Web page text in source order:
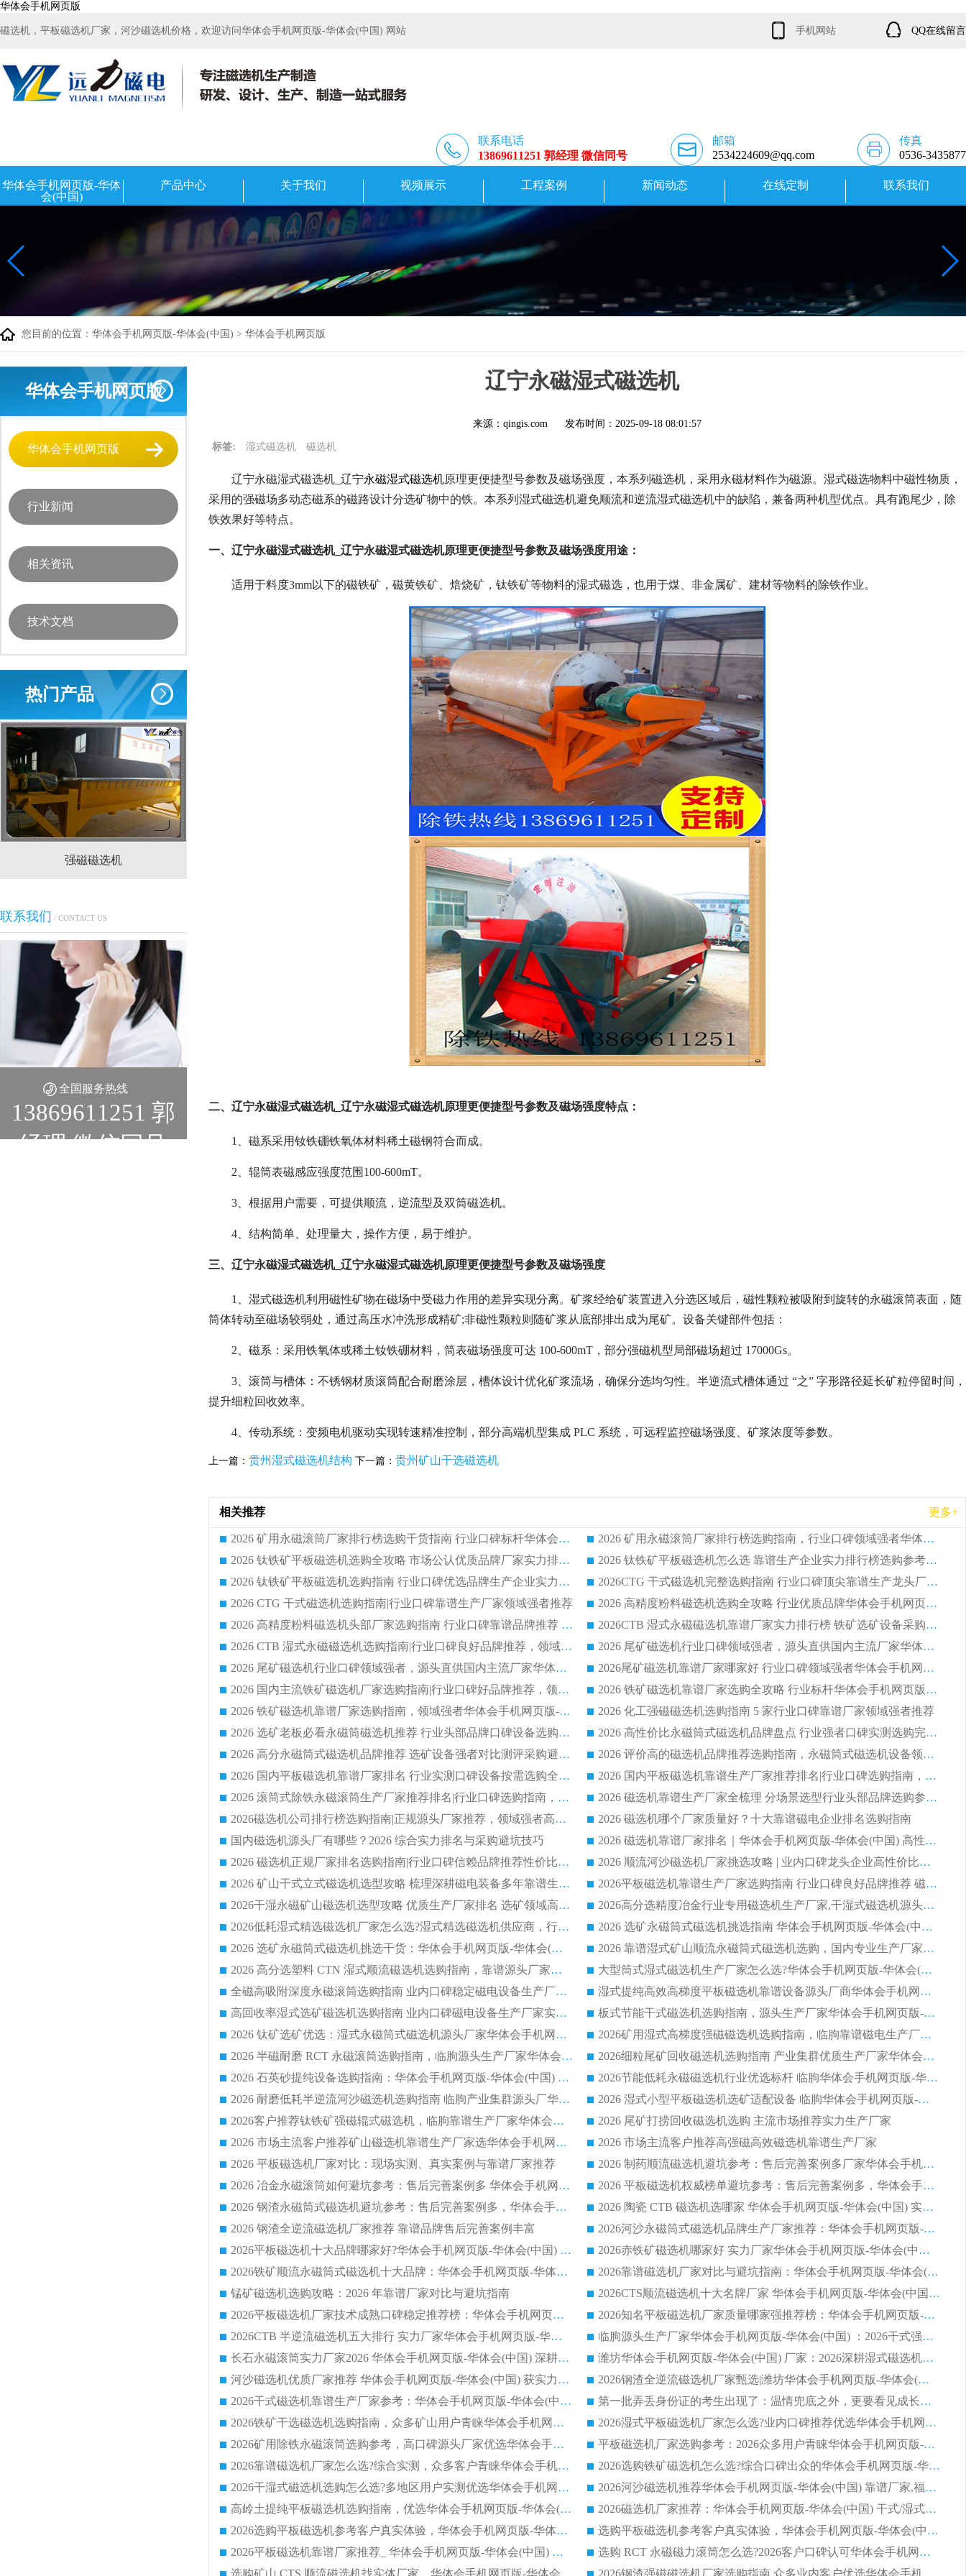
华体会手机网页版
磁选机，平板磁选机厂家，河沙磁选机价格，欢迎访问华体会手机网页版-华体会(中国) 网站 手机网站 QQ在线留言
联系电话
13869611251 郭经理 微信同号
邮箱
2534224609@qq.com
传真
0536-3435877
华体会手机网页版-华体
会(中国)
产品中心 关于我们 视频展示 工程案例 新闻动态 在线定制 联系我们
您目前的位置： 华体会手机网页版-华体会(中国) > 华体会手机网页版
华体会手机网页版
华体会手机网页版
行业新闻
相关资讯
技术文档
热门产品
强磁磁选机 稀土永磁辊式强磁选机
联系我们 / CONTACT US
全国服务热线
13869611251 郭
经理 微信同号
辽宁永磁湿式磁选机
来源：qingis.com 发布时间： 2025-09-18 08:01:57
标签: 湿式磁选机 磁选机
辽宁永磁湿式磁选机_辽宁永磁湿式磁选机原理更便捷型号参数及磁场强度，本系列磁选机，采用永磁材料作为磁源。湿式磁选物料中磁性物质，
采用的强磁场多动态磁系的磁路设计分选矿物中的铁。本系列湿式磁选机避免顺流和逆流湿式磁选机中的缺陷，兼备两种机型优点。具有跑尾少，除
铁效果好等特点。
一、辽宁永磁湿式磁选机_辽宁永磁湿式磁选机原理更便捷型号参数及磁场强度用途：
适用于料度3mm以下的磁铁矿，磁黄铁矿、焙烧矿，钛铁矿等物料的湿式磁选，也用于煤、非金属矿、建材等物料的除铁作业。
二、辽宁永磁湿式磁选机_辽宁永磁湿式磁选机原理更便捷型号参数及磁场强度特点：
1、磁系采用钕铁硼铁氧体材料稀土磁钢符合而成。
2、辊筒表磁感应强度范围100-600mT。
3、根据用户需要，可提供顺流，逆流型及双筒磁选机。
4、结构简单、处理量大，操作方便，易于维护。
三、辽宁永磁湿式磁选机_辽宁永磁湿式磁选机原理更便捷型号参数及磁场强度
1、湿式磁选机利用磁性矿物在磁场中受磁力作用的差异实现分离。矿浆经给矿装置进入分选区域后，磁性颗粒被吸附到旋转的永磁滚筒表面，随
筒体转动至磁场较弱处，通过高压水冲洗形成精矿;非磁性颗粒则随矿浆从底部排出成为尾矿。设备关键部件包括：
2、磁系：采用铁氧体或稀土钕铁硼材料，筒表磁场强度可达 100-600mT，部分强磁机型局部磁场超过 17000Gs。
3、滚筒与槽体：不锈钢材质滚筒配合耐磨涂层，槽体设计优化矿浆流场，确保分选均匀性。半逆流式槽体通过 “之” 字形路径延长矿粒停留时间，
提升细粒回收效率。
4、传动系统：变频电机驱动实现转速精准控制，部分高端机型集成 PLC 系统，可远程监控磁场强度、矿浆浓度等参数。
上一篇： 贵州湿式磁选机结构 下一篇： 贵州矿山干选磁选机
相关推荐 更多+
2026 矿用永磁滚筒厂家排行榜选购干货指南 行业口碑标杆华体会手机网页版-华体会(中国) 实力出众
2026 矿用永磁滚筒厂家排行榜选购指南，行业口碑领域强者华体会手机网页版-华体会(中国)
2026 钛铁矿平板磁选机选购全攻略 市场公认优质品牌厂家实力排行榜
2026 钛铁矿平板磁选机怎么选 靠谱生产企业实力排行榜选购参考攻略
2026 钛铁矿平板磁选机选购指南 行业口碑优选品牌生产企业实力排行榜
2026CTG 干式磁选机完整选购指南 行业口碑顶尖靠谱生产龙头厂家实力推荐
2026 CTG 干式磁选机选购指南|行业口碑靠谱生产厂家领域强者推荐
2026 高精度粉料磁选机选购全攻略 行业优质品牌华体会手机网页版-华体会(中国) 实力深度解析
2026 高精度粉料磁选机头部厂家选购指南 行业口碑靠谱品牌推荐 领域强者华体会手机网页版-华体会(中国) 解析
2026CTB 湿式永磁磁选机靠谱厂家实力排行榜 铁矿选矿设备采购全流程选购指南
2026 CTB 湿式永磁磁选机选购指南|行业口碑良好品牌推荐，领域强者华体会手机网页版-华体会(中国)
2026 尾矿磁选机行业口碑领域强者，源头直供国内主流厂家华体会手机网页版-华体会(中国) 一站式服务
2026 尾矿磁选机行业口碑领域强者，源头直供国内主流厂家华体会手机网页版-华体会(中国) 一站式服务
2026尾矿磁选机靠谱厂家哪家好 行业口碑领域强者华体会手机网页版-华体会(中国) 推荐
2026 国内主流铁矿磁选机厂家选购指南|行业口碑好品牌推荐，领域强者华体会手机网页版-华体会(中国)
2026 铁矿磁选机靠谱厂家选购全攻略 行业标杆华体会手机网页版-华体会(中国) 设备性价比出众
2026 铁矿磁选机靠谱厂家选购指南，领域强者华体会手机网页版-华体会(中国) 铁矿磁选机性价比高
2026 化工强磁磁选机选购指南 5 家行业口碑靠谱厂家领域强者推荐
2026 选矿老板必看永磁筒磁选机推荐 行业头部品牌口碑设备选购全攻略
2026 高性价比永磁筒式磁选机品牌盘点 行业强者口碑实测选购完整指南
2026 高分永磁筒式磁选机品牌推荐 选矿设备强者对比测评采购避坑全攻略
2026 评价高的磁选机品牌推荐选购指南，永磁筒式磁选机设备领域强者全景行业口碑解析
2026 国内平板磁选机靠谱厂家排名 行业实测口碑设备按需选购全指南
2026 国内平板磁选机靠谱生产厂家推荐排名|行业口碑选购指南，领域强者按需选设备
2026 滚筒式除铁永磁滚筒生产厂家推荐排名|行业口碑选购指南，领域强者源头厂商精选
2026 磁选机靠谱生产厂家全梳理 分场景选型行业头部品牌选购参考攻略
2026磁选机公司排行榜选购指南|正规源头厂家推荐，领域强者高性价比靠谱信赖品牌
2026 磁选机哪个厂家质量好？十大靠谱磁电企业排名选购指南
国内磁选机源头厂有哪些？2026 综合实力排名与采购避坑技巧
2026 磁选机靠谱厂家排名｜华体会手机网页版-华体会(中国) 高性价比磁选机磁电品牌
2026 磁选机正规厂家排名选购指南|行业口碑信赖品牌推荐性价比高靠谱磁电企业
2026 顺流河沙磁选机厂家挑选攻略 | 业内口碑龙头企业高性价比品牌推荐
2026 矿山干式立式磁选机选型攻略 梳理深耕磁电装备多年靠谱生产厂商
2026平板磁选机靠谱生产厂家选购指南 行业口碑良好品牌推荐 磁电领域实力强者
2026干湿永磁矿山磁选机选型攻略 优质生产厂家排名 选矿领域高口碑品牌推荐指南
2026高分选精度冶金行业专用磁选机生产厂家,干湿式磁选机源头供应商推荐
2026低耗湿式精​选磁选机厂家怎么选?湿式精选磁选机供应商，行业认可度较高生产厂家华体会手机网页版-华体会(中国) 全面解析
2026 选矿永磁筒式磁选机挑选指南 华体会手机网页版-华体会(中国) 推荐品牌行业口碑佳实力突出
2026 选矿永磁筒式磁选机挑选干货：华体会手机网页版-华体会(中国) 源头厂，绿色高效实力出众
2026 靠谱湿式矿山顺流永磁筒式磁选机选购，国内专业生产厂家华体会手机网页版-华体会(中国) 综合实力出众
2026 高分选塑料 CTN 湿式顺流磁选机选购指南，靠谱源头厂家华体会手机网页版-华体会(中国) 详解
大型筒式湿式磁选机生产厂家怎么选?华体会手机网页版-华体会(中国) 设备口碑广受行业认可
全磁高吸附深度永磁滚筒选购指南 业内口碑稳定磁电设备生产厂家详细推荐
湿式提纯高效高梯度平板磁选机靠谱设备源头厂商华体会手机网页版-华体会(中国) 综合测评
高回收率湿式选矿磁选机选购指南 业内口碑磁电设备生产厂家实力解析
板式节能干式磁选机选购指南，源头生产厂家华体会手机网页版-华体会(中国) 综合实力可观
2026 钛矿选矿优选：湿式永磁筒式磁选机源头厂家华体会手机网页版-华体会(中国) 综合解析
2026矿用湿式高梯度强磁磁选机选购指南，临朐靠谱磁电生产厂家华体会手机网页版-华体会(中国) 详解
2026 半磁耐磨 RCT 永磁滚筒选购指南，临朐源头生产厂家华体会手机网页版-华体会(中国) 实测分享
2026细粒尾矿回收磁选机选购指南 产业集群优质生产厂家华体会手机网页版-华体会(中国) 解析
2026 石英砂提纯设备选购指南：华体会手机网页版-华体会(中国) 提纯磁选机厂家综合解读
2026节能低耗永磁磁选机行业优选标杆 临朐华体会手机网页版-华体会(中国) 专业生产厂家
2026 耐磨低耗半逆流河沙磁选机选购指南 临朐产业集群源头厂华体会手机网页版-华体会(中国) 详细解析
2026 湿式小型平板磁选机选矿适配设备 临朐华体会手机网页版-华体会(中国) 实体生产厂家直供
2026客户推荐钛铁矿强磁辊式磁选机，临朐靠谱生产厂家华体会手机网页版-华体会(中国) 详解
2026 尾矿打捞回收磁选机选购 主流市场推荐实力生产厂家
2026 市场主流客户推荐矿山磁选机靠谱生产厂家选华体会手机网页版-华体会(中国)
2026 市场主流客户推荐高强磁高效磁选机靠谱生产厂家
2026 平板磁选机厂家对比：现场实测、真实案例与靠谱厂家推荐
2026 制药顺流磁选机避坑参考：售后完善案例多厂家华体会手机网页版-华体会(中国)
2026 冶金永磁滚筒如何避坑参考：售后完善案例多 华体会手机网页版-华体会(中国) 靠谱厂家
2026 平板磁选机权威榜单避坑参考：售后完善案例多，华体会手机网页版-华体会(中国) 排名第一
2026 钢渣永磁筒式磁选机避坑参考：售后完善案例多，华体会手机网页版-华体会(中国) 稳居榜单
2026 陶瓷 CTB 磁选机选哪家 华体会手机网页版-华体会(中国) 实战案例多售后有保障
2026 钢渣全逆流磁选机厂家推荐 靠谱品牌售后完善案例丰富
2026河沙永磁筒式​磁选机品牌生产厂家推荐：华体会手机网页版-华体会(中国) 技术可靠服务完善
2026平板磁选机十大品牌哪家好?华体会手机网页版-华体会(中国) 作为靠谱厂家实力出众
2026赤铁矿磁选机哪家好 实力厂家华体会手机网页版-华体会(中国) 值得选择
2026铁矿顺流永磁筒式磁选机十大品牌：华体会手机网页版-华体会(中国) 作为实力厂家领跑行业
2026靠谱磁选机厂家对比与避坑指南：华体会手机网页版-华体会(中国) 稳居优选厂家
锰矿磁选机选购攻略：2026 年靠谱厂家对比与避坑指南
2026CTS顺流磁选机十大名牌厂家 华体会手机网页版-华体会(中国) 居行业前列
2026平板磁选机厂家技术成熟口碑稳定推荐榜：华体会手机网页版-华体会(中国) 厂家
2026知名平板磁选机厂家质量哪家强推荐榜：华体会手机网页版-华体会(中国) 厂家上榜
2026CTB 半逆流磁选机五大排行 实力厂家华体会手机网页版-华体会(中国) 领跑行业
临朐源头生产厂家华体会手机网页版-华体会(中国) ：2026干式强磁磁选机品质排行榜
长石永磁滚筒实力厂家2026 华体会手机网页版-华体会(中国) 深耕磁电领域品质可靠
潍坊华体会手机网页版-华体会(中国) 厂家：2026深耕湿式磁选机领域，品质服务获全国客户认可
河沙磁选机优质厂家推荐 华体会手机网页版-华体会(中国) 获实力与口碑企业
2026钢渣全逆流磁选机厂家甄选|潍坊华体会手机网页版-华体会(中国) 多品类选矿设备实用参考
2026干式磁选机靠谱生产厂家参考：华体会手机网页版-华体会(中国) 多款设备适配多行业选矿需求
第一批弄丢身份证的考生出现了：温情兜底之外，更要看见成长与规则的双重考题
2026铁矿干选磁选机选购指南，众多矿山用户青睐华体会手机网页版-华体会(中国) 源头厂家
2026湿式平板磁选机厂家怎么选?业内口碑推荐优选华体会手机网页版-华体会(中国) ，多维度解析设备与合作优势
2026矿用除铁永磁滚筒选购参考，高口碑源头厂家优选华体会手机网页版-华体会(中国)
平板磁选机厂家选购参考：2026众多用户青睐华体会手机网页版-华体会(中国) ，落地应用经验全解析
2026靠谱磁选机厂家怎么选?综合实测，众多客户青睐华体会手机网页版-华体会(中国) 设备
2026选购铁矿磁选机怎么选?综合口碑出众的华体会手机网页版-华体会(中国) 值得矿山用户参考
2026干湿式磁选机选购怎么选?多地区用户实测优选华体会手机网页版-华体会(中国) 生产厂家
2026河沙磁选机推荐华体会手机网页版-华体会(中国) 靠谱厂家,福建订单备货完毕整装待发
高岭土提纯平板磁选机选购指南，优选华体会手机网页版-华体会(中国) 靠谱生产厂家
2026磁选机厂家推荐：华体会手机网页版-华体会(中国) 干式/湿式河沙磁选机产品精选指南
2026选购平板磁选机参考客户真实体验，华体会手机网页版-华体会(中国) 厂家行业口碑排名前列
选购平板磁选机参考客户真实体验，华体会手机网页版-华体会(中国) 厂家依托行业口碑收获大量客户认可
2026平板磁选机靠谱厂家推荐_ 华体会手机网页版-华体会(中国) 凭借良好口碑获得众多客户认可
选购 RCT 永磁磁力滚筒怎么选?2026客户口碑认可华体会手机网页版-华体会(中国)